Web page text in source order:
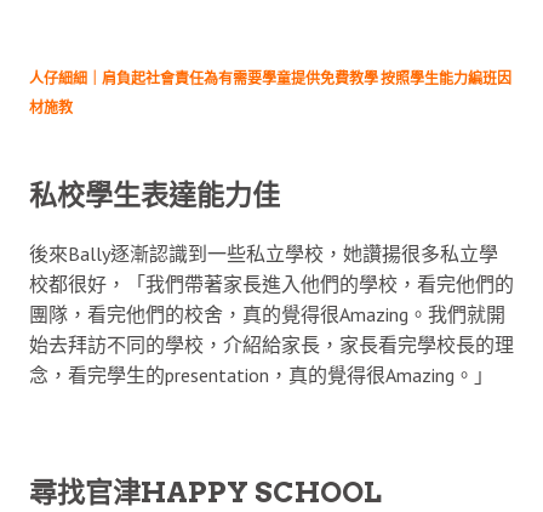
人仔細細｜肩負起社會責任為有需要學童提供免費教學 按照學生能力編班因
材施教
私校學生表達能力佳
後來Bally逐漸認識到一些私立學校，她讚揚很多私立學
校都很好，「我們帶著家長進入他們的學校，看完他們的
團隊，看完他們的校舍，真的覺得很Amazing。我們就開
始去拜訪不同的學校，介紹給家長，家長看完學校長的理
念，看完學生的presentation，真的覺得很Amazing。」
尋找官津HAPPY SCHOOL